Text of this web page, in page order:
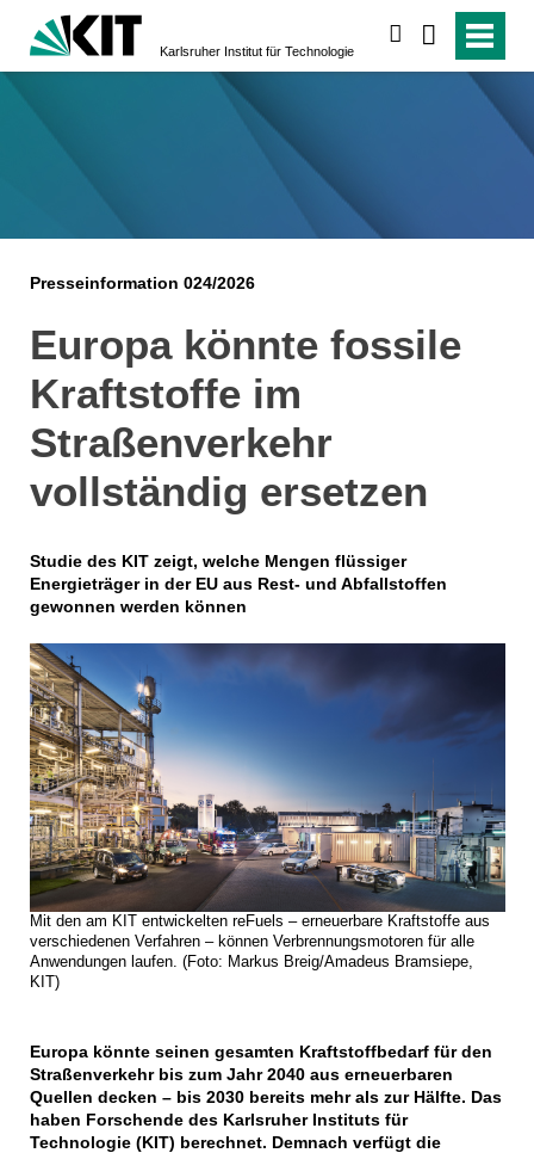
Karlsruher Institut für Technologie
Presseinformation 024/2026
Europa könnte fossile
Kraftstoffe im
Straßenverkehr
vollständig ersetzen
Studie des KIT zeigt, welche Mengen flüssiger
Energieträger in der EU aus Rest- und Abfallstoffen
gewonnen werden können
Mit den am KIT entwickelten reFuels – erneuerbare Kraftstoffe aus
verschiedenen Verfahren – können Verbrennungsmotoren für alle
Anwendungen laufen. (Foto: Markus Breig/Amadeus Bramsiepe,
KIT)
Europa könnte seinen gesamten Kraftstoffbedarf für den
Straßenverkehr bis zum Jahr 2040 aus erneuerbaren
Quellen decken – bis 2030 bereits mehr als zur Hälfte. Das
haben Forschende des Karlsruher Instituts für
Technologie (KIT) berechnet. Demnach verfügt die